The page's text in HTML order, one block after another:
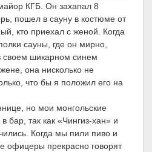
КГБ. Он захапал 8
пошел в сауну в костюме от
кто приехал с женой. Когда
сауны, где он мирно,
своем шикарном синем
она нисколько не
что бы я положил его на
но мои монгольские
бар, так как «Чингиз-хан» и
Когда мы пили пиво и
офицеры прекрасно говорят